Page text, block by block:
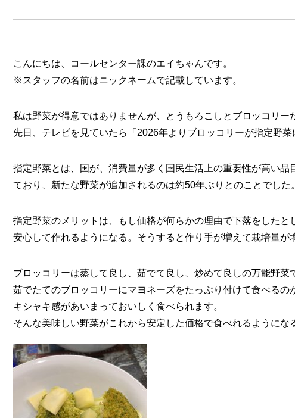
こんにちは、コールセンター課のエイちゃんです。
※スタッフの名前はニックネームで記載しています。
私は野菜が得意ではありませんが、とうもろこしとブロッコリー
先日、テレビを見ていたら「2026年よりブロッコリーが指定野
指定野菜とは、国が、消費量が多く国民生活上の重要性が高い
ており、新たな野菜が追加されるのは約50年ぶりとのことでした。
指定野菜のメリットは、もし価格が何らかの理由で下落をした
安心して作れるようになる。そうすると作り手が増えて栽培量が
ブロッコリーは蒸して良し、茹でて良し、炒めて良しの万能野菜
茹でたてのブロッコリーにマヨネーズをたっぷり付けて食べる
キシャキ感があいまっておいしく食べられます。
そんな美味しい野菜がこれから安定した価格で食べれるようにな